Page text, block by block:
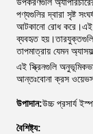
পণ্যগুলির দ্বারা সৃষ্ট
আটকানো রোধ করে।এই
ব্যবহৃত হয়।তারযুক্তগুলি
তাপমাত্রায় যেমন
এই স্ক্রিনগুলি
আন্তঃবোনা ক্রস
উপাদান:উচ্চ প্রসার্য
বৈশিষ্ট্য: